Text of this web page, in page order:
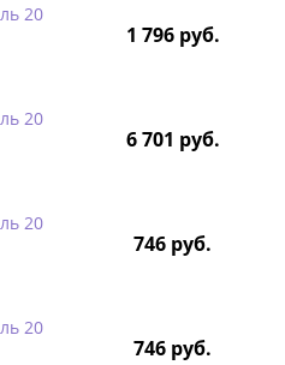
20
1 796 руб.
20
6 701 руб.
20
746 руб.
20
746 руб.